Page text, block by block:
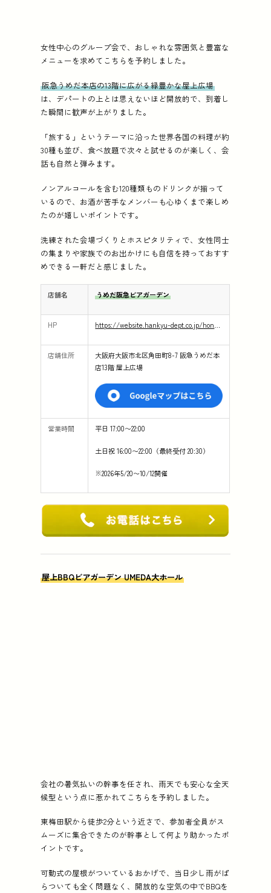
女性中心のグループ会で、おしゃれな雰囲気と豊富な
メニューを求めてこちらを予約しました。
阪急うめだ本店の13階に広がる緑豊かな屋上広場
は、デパートの上とは思えないほど開放的で、到着し
た瞬間に歓声が上がりました。
「旅する」というテーマに沿った世界各国の料理が約
30種も並び、食べ放題で次々と試せるのが楽しく、会
話も自然と弾みます。
ノンアルコールを含む120種類ものドリンクが揃って
いるので、お酒が苦手なメンバーも心ゆくまで楽しめ
たのが嬉しいポイントです。
洗練された会場づくりとホスピタリティで、女性同士
の集まりや家族でのお出かけにも自信を持っておすす
めできる一軒だと感じました。
店舗名 うめだ阪急ビアガーデン
HP https://website.hankyu-dept.co.jp/honten/h/beergarden
店舗住所
大阪府大阪市北区角田町8-7 阪急うめだ本
店13階 屋上広場
営業時間 平日 17:00〜22:00
土日祝 16:00〜22:00（最終受付 20:30）
※2026年5/20〜10/12開催
屋上BBQビアガーデン UMEDA大ホール
会社の暑気払いの幹事を任され、雨天でも安心な全天
候型という点に惹かれてこちらを予約しました。
東梅田駅から徒歩2分という近さで、参加者全員がス
ムーズに集合できたのが幹事として何より助かったポ
イントです。
可動式の屋根がついているおかげで、当日少し雨がぱ
らついても全く問題なく、開放的な空気の中でBBQを